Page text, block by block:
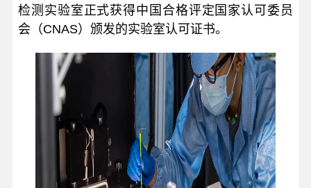
检测实验室正式获得中国合格评定国家认可委员
会（CNAS）颁发的实验室认可证书。